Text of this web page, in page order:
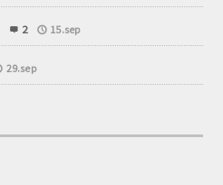
2 15.sep
29.sep